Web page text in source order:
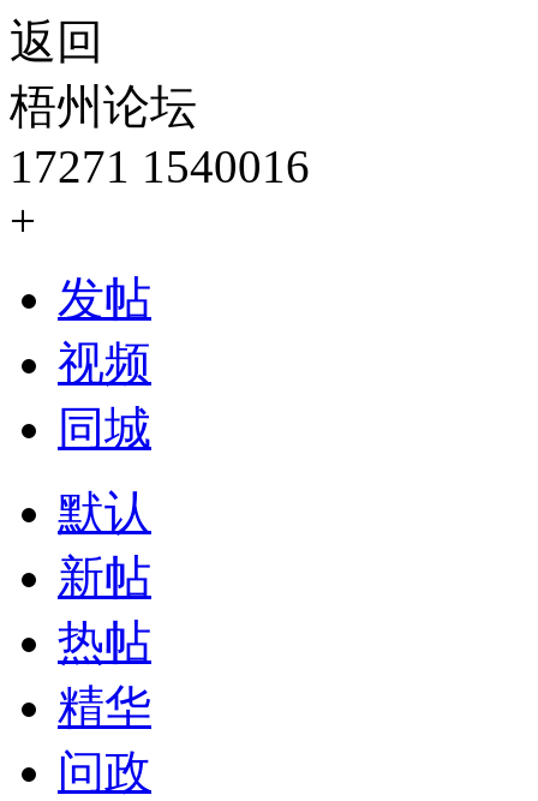
返回
梧州论坛
17271 1540016
+
发帖
视频
同城
默认
新帖
热帖
精华
问政